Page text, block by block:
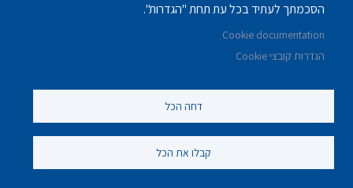
בית אבות בחיפה - חמדת אבות
בית אבות חמדת אבות בע"מ ממוקם בעיר חיפה, בצפון
בתי אבות - תשושים / עצמאיים
בתי אבות באיזור צפון
חיפה
הסכמתך לעתיד בכל עת תחת "הגדרות".
Cookie documentation
הגדרות קובצי Cookie
דחה הכל
קבלו את הכל